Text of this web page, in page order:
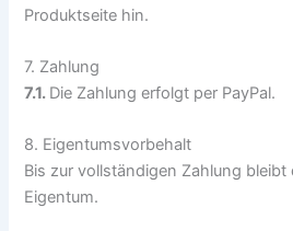
Produktseite hin.
7. Zahlung
7.1. Die Zahlung erfolgt per PayPal.
8. Eigentumsvorbehalt
Bis zur vollständigen Zahlung bleibt
Eigentum.